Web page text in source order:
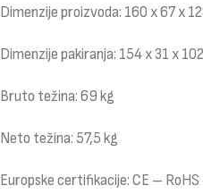
Dimenzije proizvoda: 160 x 67 x
Dimenzije pakiranja: 154 x 31 x
Bruto težina: 69 kg
Neto težina: 57,5 kg
Europske certifikacije: CE –